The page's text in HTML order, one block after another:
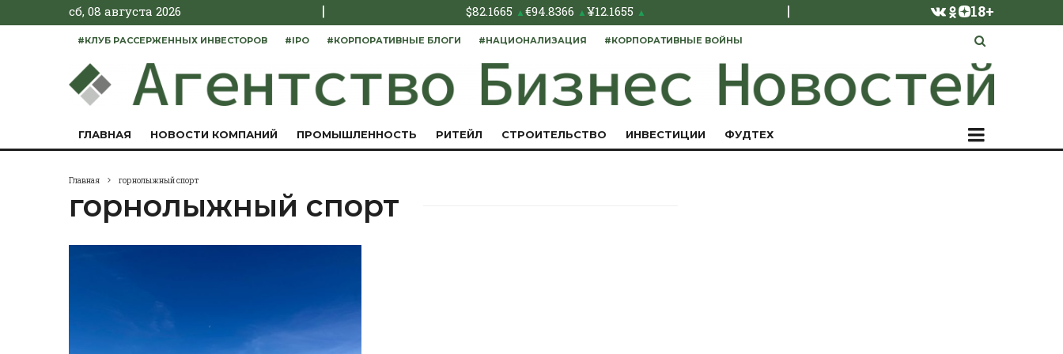
сб, 08 августа 2026 | $82.1665 ▲€94.8366 ▲¥12.1655 ▲ | 18+
#КЛУБ РАССЕРЖЕННЫХ ИНВЕСТОРОВ #IPO #КОРПОРАТИВНЫЕ БЛОГИ #НАЦИОНАЛИЗАЦИЯ #КОРПОРАТИВНЫЕ ВОЙНЫ
ГЛАВНАЯ НОВОСТИ КОМПАНИЙ ПРОМЫШЛЕННОСТЬ РИТЕЙЛ СТРОИТЕЛЬСТВО ИНВЕСТИЦИИ ФУДТЕХ
Главная горнолыжный спорт
горнолыжный спорт